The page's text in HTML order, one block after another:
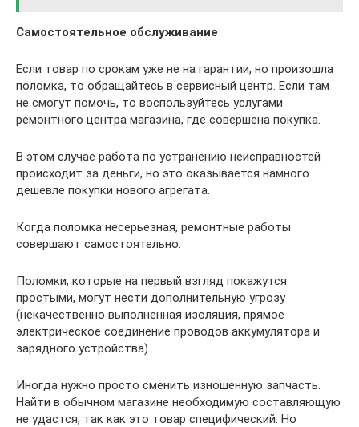
Самостоятельное обслуживание
Если товар по срокам уже не на гарантии, но произошла
поломка, то обращайтесь в сервисный центр. Если там
не смогут помочь, то воспользуйтесь услугами
ремонтного центра магазина, где совершена покупка.
В этом случае работа по устранению неисправностей
происходит за деньги, но это оказывается намного
дешевле покупки нового агрегата.
Когда поломка несерьезная, ремонтные работы
совершают самостоятельно.
Поломки, которые на первый взгляд покажутся
простыми, могут нести дополнительную угрозу
(некачественно выполненная изоляция, прямое
электрическое соединение проводов аккумулятора и
зарядного устройства).
Иногда нужно просто сменить изношенную запчасть.
Найти в обычном магазине необходимую составляющую
не удастся, так как это товар специфический. Но